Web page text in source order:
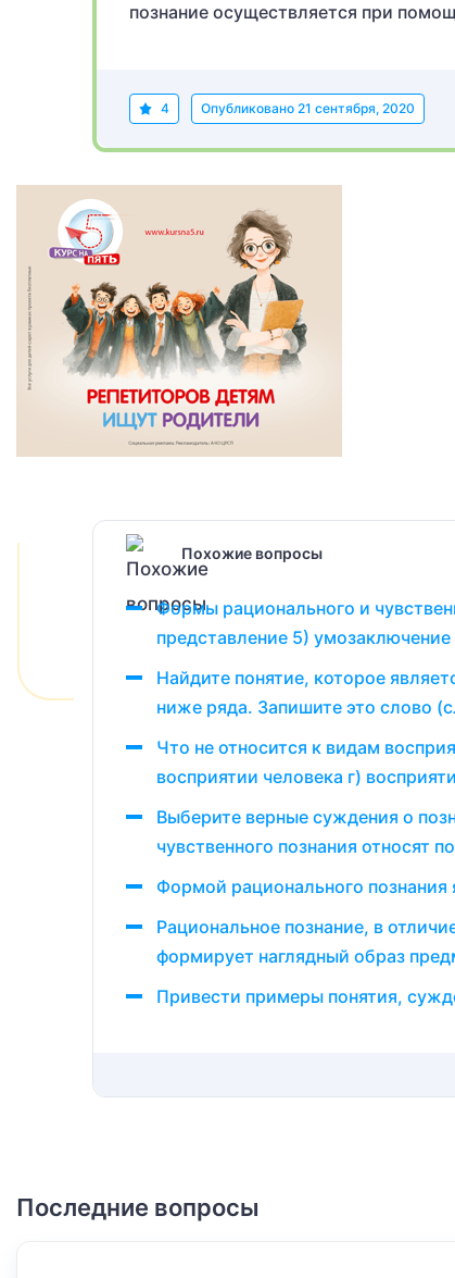
познание осуществляется при
4 Опубликовано 21 сентября, 2020
Похожие вопросы
Формы рационального и
представление 5) умозаключение
Найдите понятие, которое
ниже ряда. Запишите это слово
Что не относится к видам
восприятии человека г)
Выберите верные суждения о
чувственного познания относят
Формой рационального
Рациональное познание, в
формирует наглядный образ
Привести примеры понятия,
Последние вопросы